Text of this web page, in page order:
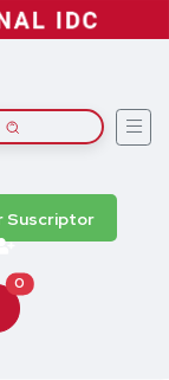
Suscriptor
0